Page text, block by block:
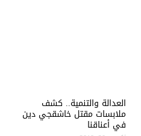
العدالة والتنمية.. كشف
ملابسات مقتل خاشقجي دين
في أعناقنا